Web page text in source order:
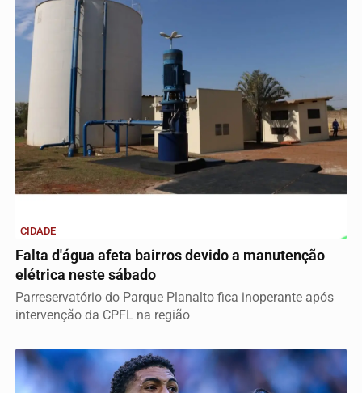
CIDADE
Falta d'água afeta bairros devido a manutenção
elétrica neste sábado
Parreservatório do Parque Planalto fica inoperante após
intervenção da CPFL na região